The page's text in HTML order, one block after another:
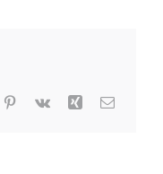
Pinterest
Vk Xing Email